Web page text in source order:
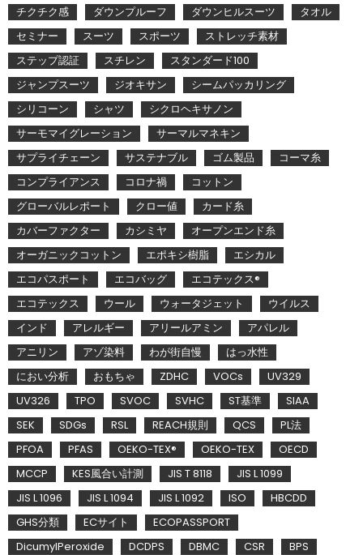
チクチク感 ダウンプルーフ ダウンヒルスーツ
タオル
セミナー
スーツ スポーツ
ストレッチ素材
ステップ認証
スチレン
スタンダード100
ジャンプスーツ
ジオキサン
シームパッカリング
シリコーン
シャツ
シクロヘキサノン
サーモマイグレーション
サーマルマネキン
サプライチェーン
サステナブル ゴム製品
コーマ糸
コンプライアンス
コロナ禍
コットン
グローバルレポート
クロー値
カード糸
カバーファクター
カシミヤ
オープンエンド糸
オーガニックコットン
エポキシ樹脂
エシカル
エコパスポート
エコバッグ
エコテックス®
エコテックス
ウール ウォータジェット
ウイルス
インド
アレルギー アリールアミン
アパレル
アニリン
アゾ染料 わが街自慢
はっ水性
におい分析
おもちゃ ZDHC VOCs
UV329
UV326
TPO SVOC SVHC ST基準
SIAA
SEK
SDGs RSL REACH規則 QCS
PL法
PFOA
PFAS OEKO-TEX® OEKO-TEX
OECD
MCCP
KES風合い計測 JIS T 8118
JIS L 1099
JIS L 1096
JIS L 1094 JIS L 1092 ISO
HBCDD
GHS分類
ECサイト
ECOPASSPORT
DicumylPeroxide
DCDPS DBMC CSR
BPS